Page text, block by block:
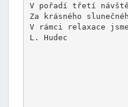
V pořadí třetí
Za krásného
V rámci relaxace